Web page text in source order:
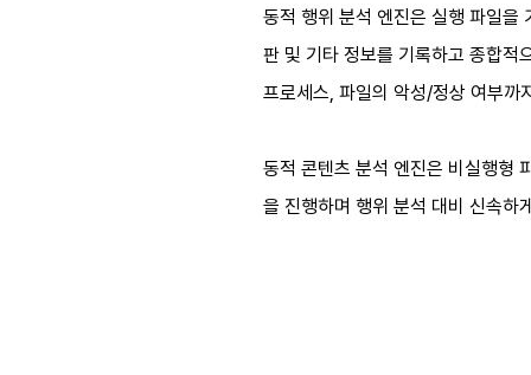
동적 행위 분석 엔진은 실행 파일을
판 및 기타 정보를 기록하고 종합적
프로세스, 파일의 악성/정상 여부까
동적 콘텐츠 분석 엔진은 비실행형
을 진행하며 행위 분석 대비 신속하